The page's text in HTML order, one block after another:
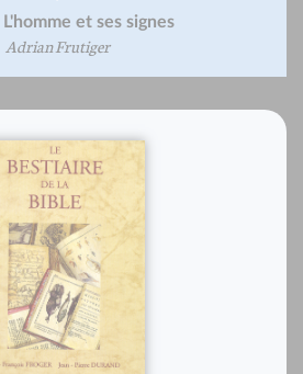
L'homme et ses signes
Adrian Frutiger